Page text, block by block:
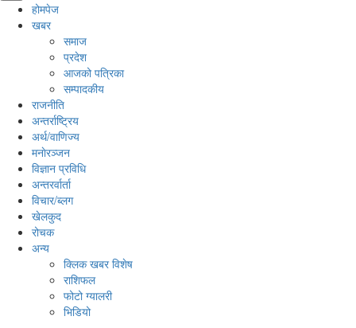
होमपेज
खबर
समाज
प्रदेश
आजको पत्रिका
सम्पादकीय
राजनीति
अन्तर्राष्ट्रिय
अर्थ/वाणिज्य
मनाेरञ्जन
विज्ञान प्रविधि
अन्तरर्वार्ता
विचार/ब्लग
खेलकुद
रोचक
अन्य
क्लिक खबर विशेष
राशिफल
फोटो ग्यालरी
भिडियो